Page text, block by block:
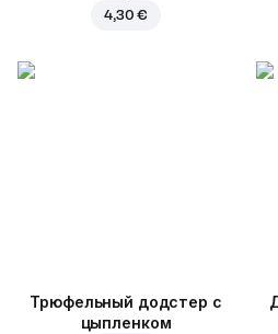
4,30 €
Трюфельный додстер c
цыпленком